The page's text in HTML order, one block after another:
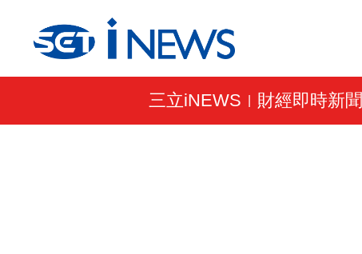
三立iNEWS 財經即時新聞